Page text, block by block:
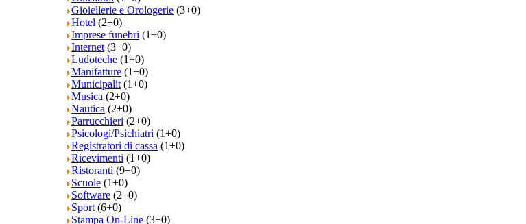
Gioiellerie e Orologerie (3+0)
Hotel (2+0)
Imprese funebri (1+0)
Internet (3+0)
Ludoteche (1+0)
Manifatture (1+0)
Municipalit (1+0)
Musica (2+0)
Nautica (2+0)
Parrucchieri (2+0)
Psicologi/Psichiatri (1+0)
Registratori di cassa (1+0)
Ricevimenti (1+0)
Ristoranti (9+0)
Scuole (1+0)
Software (2+0)
Sport (6+0)
Stampa On-Line (3+0)